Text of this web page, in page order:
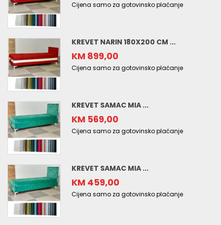
Cijena samo za gotovinsko plaćanje
KREVET NARIN 180X200 CM ...
KM 899,00
Cijena samo za gotovinsko plaćanje
KREVET SAMAC MIA ...
KM 569,00
Cijena samo za gotovinsko plaćanje
KREVET SAMAC MIA ...
KM 459,00
Cijena samo za gotovinsko plaćanje